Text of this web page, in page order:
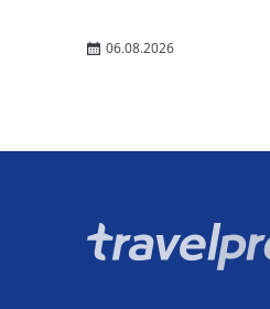
06.08.2026